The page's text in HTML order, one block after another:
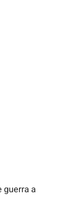
guerra a